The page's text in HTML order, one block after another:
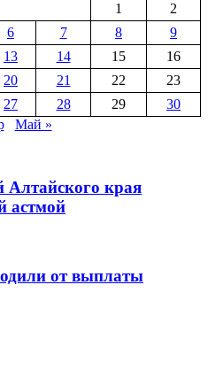
1
2
6 7 8
9
13 14 15
16
20 21 22
23
27 28 29
30
Май »
Алтайского края
астмой
от выплаты